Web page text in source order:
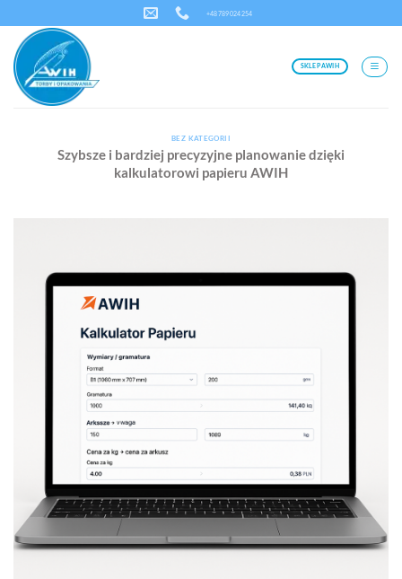
zawartości
+48 789 024 254
SKLEP AWIH
BEZ KATEGORII
Szybsze i bardziej precyzyjne planowanie dzięki
kalkulatorowi papieru AWIH